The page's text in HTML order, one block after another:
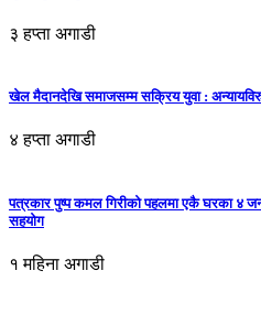
३ हप्ता अगाडी
खेल मैदानदेखि समाजसम्म सक्रिय युवा :
४ हप्ता अगाडी
पत्रकार पुष्प कमल गिरीको पहलमा एकै घरका ४ जना
सहयोग
१ महिना अगाडी